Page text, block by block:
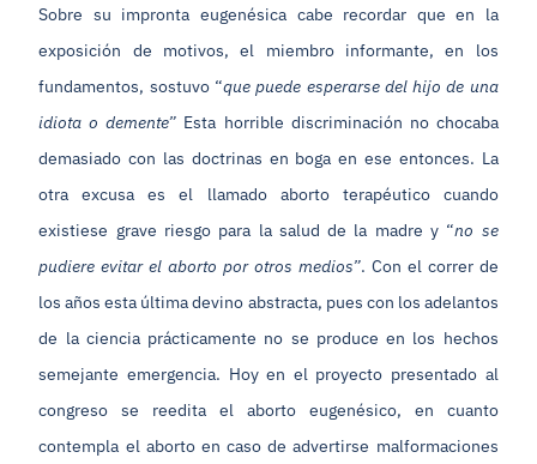
Sobre su impronta eugenésica cabe recordar que en la
exposición de motivos, el miembro informante, en los
fundamentos, sostuvo “que puede esperarse del hijo de una
idiota o demente” Esta horrible discriminación no chocaba
demasiado con las doctrinas en boga en ese entonces. La
otra excusa es el llamado aborto terapéutico cuando
existiese grave riesgo para la salud de la madre y “no se
pudiere evitar el aborto por otros medios”. Con el correr de
los años esta última devino abstracta, pues con los adelantos
de la ciencia prácticamente no se produce en los hechos
semejante emergencia. Hoy en el proyecto presentado al
congreso se reedita el aborto eugenésico, en cuanto
contempla el aborto en caso de advertirse malformaciones